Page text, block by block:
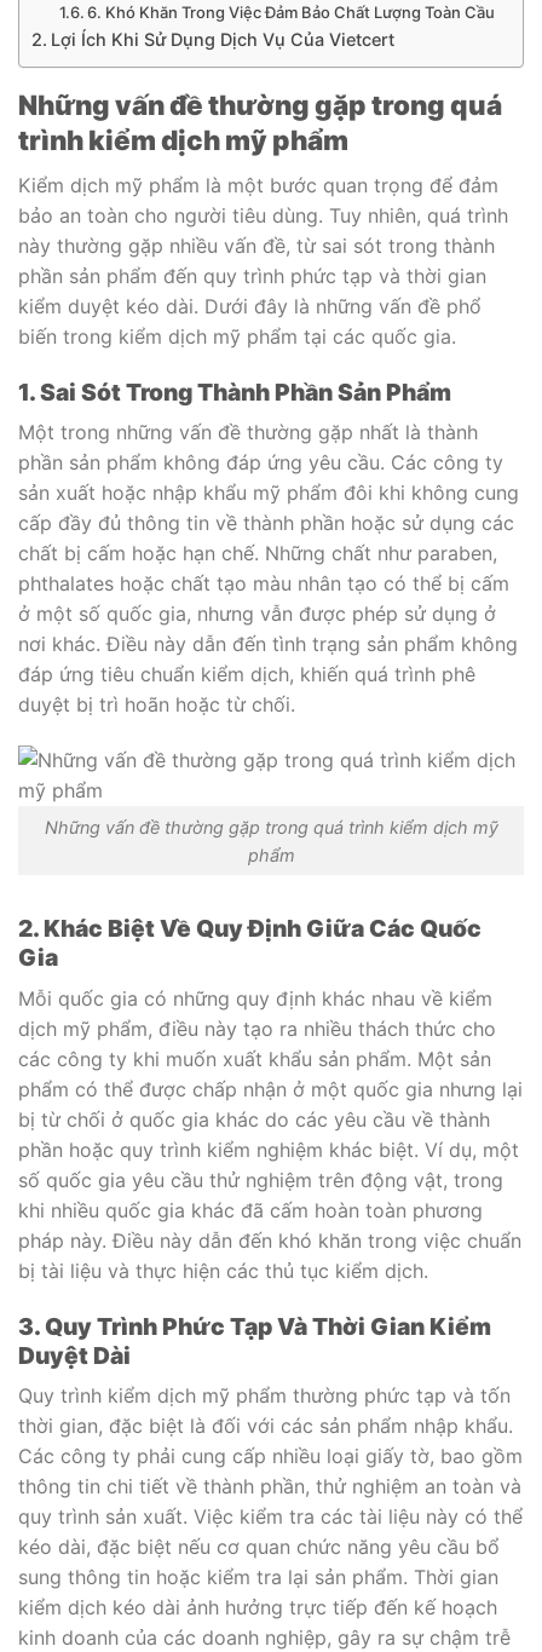
6. Khó Khăn Trong Việc Đảm Bảo Chất Lượng Toàn Cầu
Lợi Ích Khi Sử Dụng Dịch Vụ Của Vietcert
Những vấn đề thường gặp trong quá
trình kiểm dịch mỹ phẩm
Kiểm dịch mỹ phẩm là một bước quan trọng để đảm
bảo an toàn cho người tiêu dùng. Tuy nhiên, quá trình
này thường gặp nhiều vấn đề, từ sai sót trong thành
phần sản phẩm đến quy trình phức tạp và thời gian
kiểm duyệt kéo dài. Dưới đây là những vấn đề phổ
biến trong kiểm dịch mỹ phẩm tại các quốc gia.
1. Sai Sót Trong Thành Phần Sản Phẩm
Một trong những vấn đề thường gặp nhất là thành
phần sản phẩm không đáp ứng yêu cầu. Các công ty
sản xuất hoặc nhập khẩu mỹ phẩm đôi khi không cung
cấp đầy đủ thông tin về thành phần hoặc sử dụng các
chất bị cấm hoặc hạn chế. Những chất như paraben,
phthalates hoặc chất tạo màu nhân tạo có thể bị cấm
ở một số quốc gia, nhưng vẫn được phép sử dụng ở
nơi khác. Điều này dẫn đến tình trạng sản phẩm không
đáp ứng tiêu chuẩn kiểm dịch, khiến quá trình phê
duyệt bị trì hoãn hoặc từ chối.
Những vấn đề thường gặp trong quá trình kiểm dịch mỹ
phẩm
2. Khác Biệt Về Quy Định Giữa Các Quốc
Gia
Mỗi quốc gia có những quy định khác nhau về kiểm
dịch mỹ phẩm, điều này tạo ra nhiều thách thức cho
các công ty khi muốn xuất khẩu sản phẩm. Một sản
phẩm có thể được chấp nhận ở một quốc gia nhưng lại
bị từ chối ở quốc gia khác do các yêu cầu về thành
phần hoặc quy trình kiểm nghiệm khác biệt. Ví dụ, một
số quốc gia yêu cầu thử nghiệm trên động vật, trong
khi nhiều quốc gia khác đã cấm hoàn toàn phương
pháp này. Điều này dẫn đến khó khăn trong việc chuẩn
bị tài liệu và thực hiện các thủ tục kiểm dịch.
3. Quy Trình Phức Tạp Và Thời Gian Kiểm
Duyệt Dài
Quy trình kiểm dịch mỹ phẩm thường phức tạp và tốn
thời gian, đặc biệt là đối với các sản phẩm nhập khẩu.
Các công ty phải cung cấp nhiều loại giấy tờ, bao gồm
thông tin chi tiết về thành phần, thử nghiệm an toàn và
quy trình sản xuất. Việc kiểm tra các tài liệu này có thể
kéo dài, đặc biệt nếu cơ quan chức năng yêu cầu bổ
sung thông tin hoặc kiểm tra lại sản phẩm. Thời gian
kiểm dịch kéo dài ảnh hưởng trực tiếp đến kế hoạch
kinh doanh của các doanh nghiệp, gây ra sự chậm trễ